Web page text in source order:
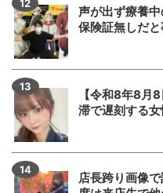
声が出ず療養
保険証無しだ
【令和8年8月
滞で遅刻する
店長跨り画像